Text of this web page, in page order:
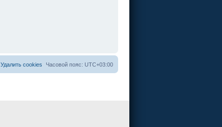
Часовой пояс: UTC+03:00
Удалить cookies